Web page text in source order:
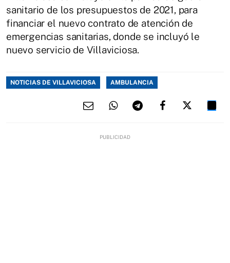
sanitario de los presupuestos de 2021, para
financiar el nuevo contrato de atención de
emergencias sanitarias, donde se incluyó le
nuevo servicio de Villaviciosa.
NOTICIAS DE VILLAVICIOSA AMBULANCIA